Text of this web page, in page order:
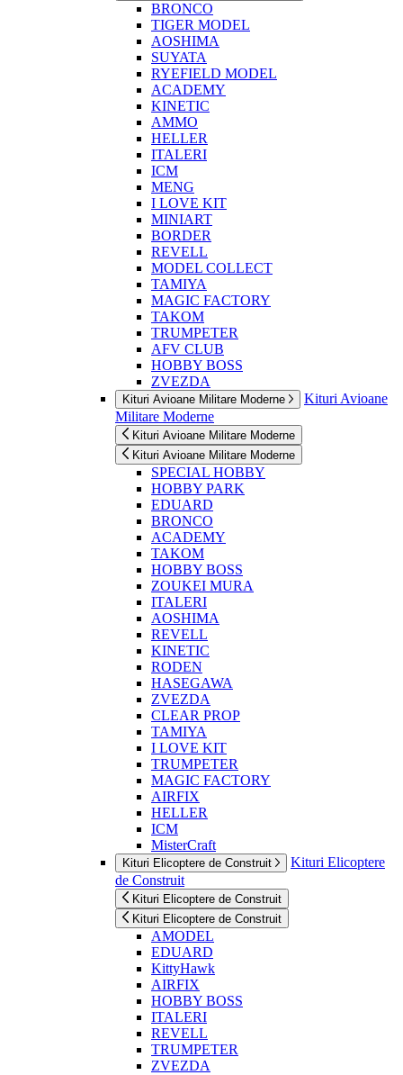
BRONCO
TIGER MODEL
AOSHIMA
SUYATA
RYEFIELD MODEL
ACADEMY
KINETIC
AMMO
HELLER
ITALERI
ICM
MENG
I LOVE KIT
MINIART
BORDER
REVELL
MODEL COLLECT
TAMIYA
MAGIC FACTORY
TAKOM
TRUMPETER
AFV CLUB
HOBBY BOSS
ZVEZDA
Kituri Avioane Militare Moderne
Kituri Avioane
Militare Moderne
Kituri Avioane Militare Moderne
Kituri Avioane Militare Moderne
SPECIAL HOBBY
HOBBY PARK
EDUARD
BRONCO
ACADEMY
TAKOM
HOBBY BOSS
ZOUKEI MURA
ITALERI
AOSHIMA
REVELL
KINETIC
RODEN
HASEGAWA
ZVEZDA
CLEAR PROP
TAMIYA
I LOVE KIT
TRUMPETER
MAGIC FACTORY
AIRFIX
HELLER
ICM
MisterCraft
Kituri Elicoptere de Construit
Kituri Elicoptere
de Construit
Kituri Elicoptere de Construit
Kituri Elicoptere de Construit
AMODEL
EDUARD
KittyHawk
AIRFIX
HOBBY BOSS
ITALERI
REVELL
TRUMPETER
ZVEZDA